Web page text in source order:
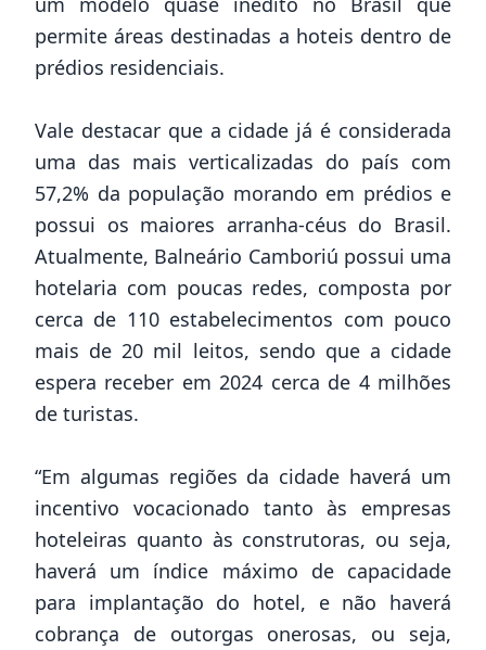
permite áreas destinadas a hoteis dentro de
prédios residenciais.
Vale destacar que a cidade já é considerada
uma das mais verticalizadas do país com
57,2% da população morando em prédios e
possui os maiores arranha-céus do Brasil.
Atualmente, Balneário Camboriú possui uma
hotelaria com poucas redes, composta por
cerca de 110 estabelecimentos com pouco
mais de 20 mil leitos, sendo que a cidade
espera receber em 2024 cerca de 4 milhões
de turistas.
“Em algumas regiões da cidade haverá um
incentivo vocacionado tanto às empresas
hoteleiras quanto às construtoras, ou seja,
haverá um índice máximo de capacidade
para implantação do hotel, e não haverá
cobrança de outorgas onerosas, ou seja,